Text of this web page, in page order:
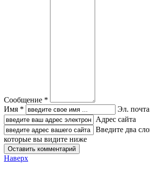
Сообщение *
Имя *
Эл.
Адрес сайта
Введите два
которые вы видите ниже
Наверх